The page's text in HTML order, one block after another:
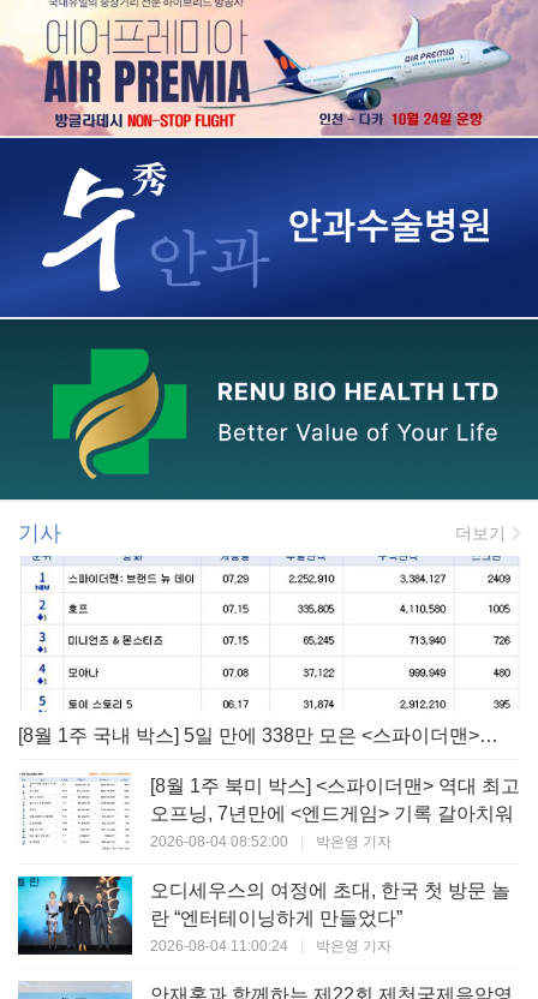
기사 더보기
[8월 1주 국내 박스] 5일 만에 338만 모은 <스파이더맨> 극장가 235% 대반등, <호프>는 400만 돌파
[8월 1주 북미 박스] <스파이더맨> 역대 최고
오프닝, 7년만에 <엔드게임> 기록 갈아치워
2026-08-04 08:52:00 | 박은영 기자
오디세우스의 여정에 초대, 한국 첫 방문 놀
란 “엔터테이닝하게 만들었다”
2026-08-04 11:00:24 | 박은영 기자
안재홍과 함께하는 제22회 제천국제음악영